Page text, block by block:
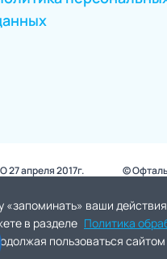
апреля 2017г. ©
ваши
в разделе Политика
пользоваться